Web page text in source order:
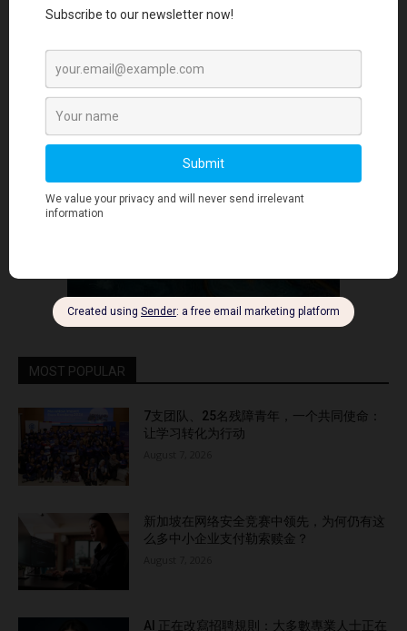
- Advertisment -
MOST POPULAR
7支团队、25名残障青年，一个共同使命：
让学习转化为行动
新加坡在网络安全竞赛中领先，为何仍有这
么多中小企业支付勒索赎金？
AI 正在改寫招聘規則：大多數專業人士正在